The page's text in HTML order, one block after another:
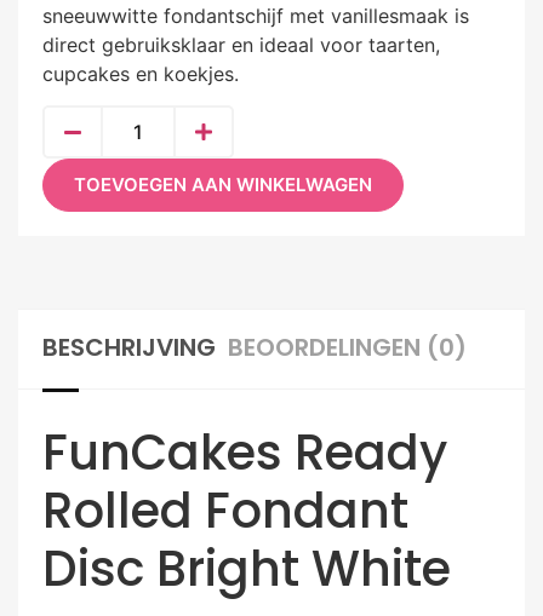
sneeuwwitte fondantschijf met vanillesmaak is
direct gebruiksklaar en ideaal voor taarten,
cupcakes en koekjes.
TOEVOEGEN AAN WINKELWAGEN
BESCHRIJVING BEOORDELINGEN (0)
FunCakes Ready
Rolled Fondant
Disc Bright White